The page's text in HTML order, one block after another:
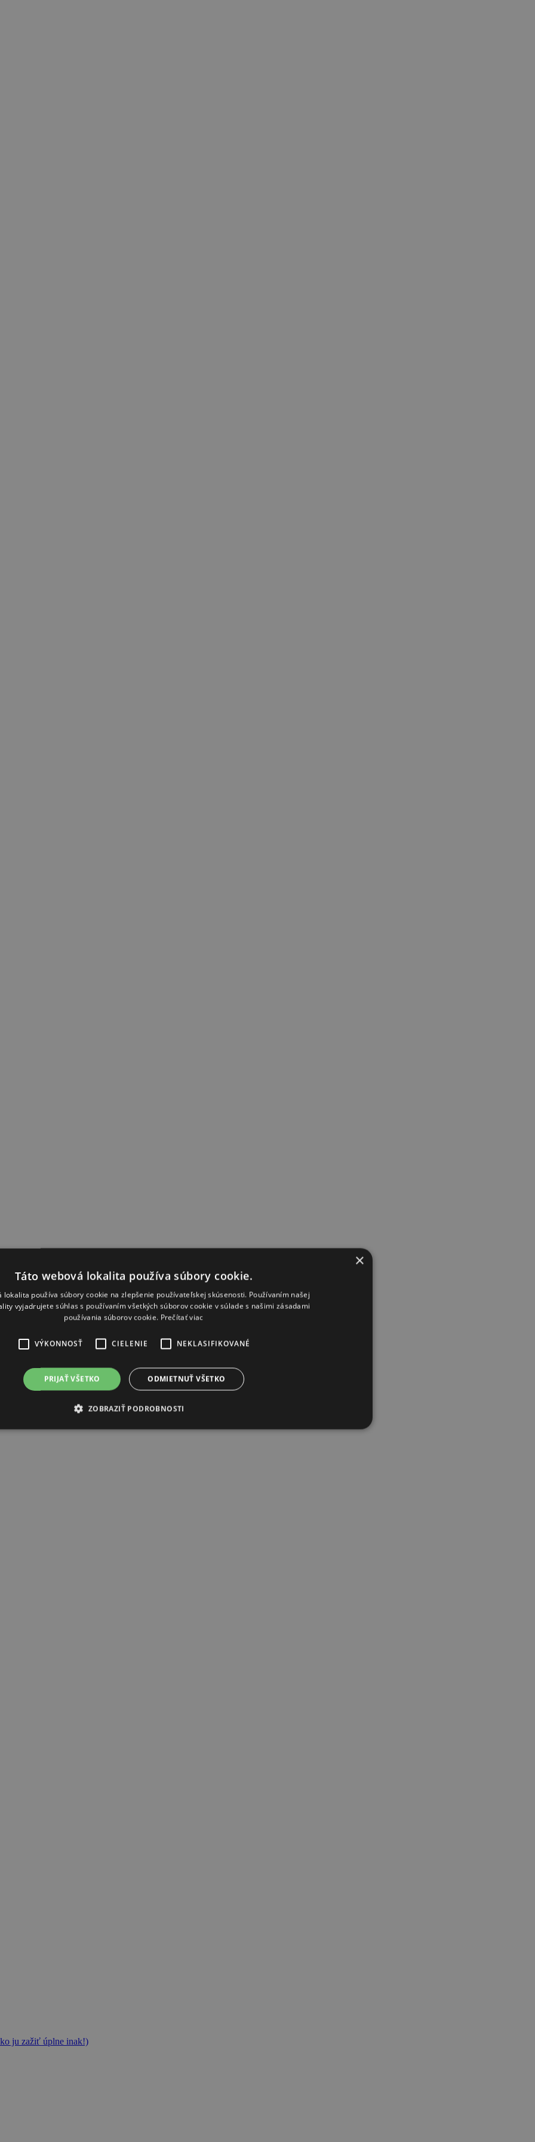
ju zažiť úplne inak!)
×
Táto webová lokalita používa súbory cookie.
lokalita používa súbory cookie na zlepšenie používateľskej skúsenosti. Používaním našej
vyjadrujete súhlas s používaním všetkých súborov cookie v súlade s našimi zásadami
používania súborov cookie. Prečítať viac
VÝKONNOSŤ CIELENIE NEKLASIFIKOVANÉ
PRIJAŤ VŠETKO ODMIETNUŤ VŠETKO
ZOBRAZIŤ PODROBNOSTI